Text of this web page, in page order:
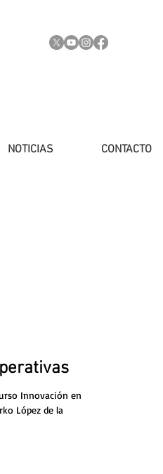
NOTICIAS CONTACTO
Innovación en
López de la